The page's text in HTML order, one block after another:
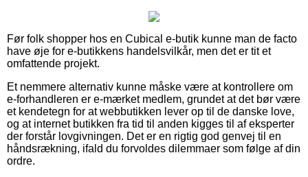
Før folk shopper hos en Cubical e-butik kunne man de facto
have øje for e-butikkens handelsvilkår, men det er tit et
omfattende projekt.
Et nemmere alternativ kunne måske være at kontrollere om
e-forhandleren er e-mærket medlem, grundet at det bør være
et kendetegn for at webbutikken lever op til de danske love,
og at internet butikken fra tid til anden kigges til af eksperter
der forstår lovgivningen. Det er en rigtig god genvej til en
håndsrækning, ifald du forvoldes dilemmaer som følge af din
ordre.